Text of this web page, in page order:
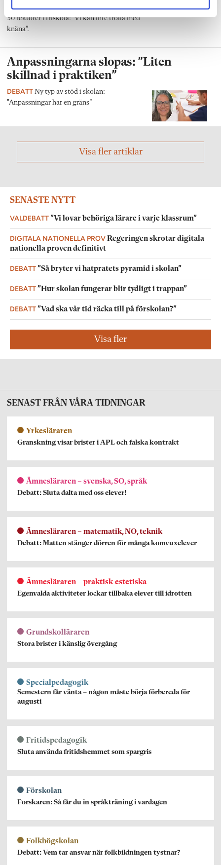
hårt, om deras skolpeng blir lägre. Det skriver
30 rektorer i friskola: ”Vi kan inte trolla med
knäna”.
Anpassningarna slopas: ”Liten
skillnad i praktiken”
DEBATT Ny typ av stöd i skolan:
"Anpassningar har en gräns”
Visa fler artiklar
SENASTE NYTT
VALDEBATT”Vi lovar behöriga lärare i varje klassrum”
DIGITALA NATIONELLA PROVRegeringen skrotar digitala
nationella proven definitivt
DEBATT”Så bryter vi hatpratets pyramid i skolan”
DEBATT”Hur skolan fungerar blir tydligt i trappan”
DEBATT”Vad ska vår tid räcka till på förskolan?”
Visa fler
SENAST FRÅN VÅRA TIDNINGAR
Yrkesläraren
Granskning visar brister i APL och falska kontrakt
Ämnesläraren – svenska, SO, språk
Debatt: Sluta dalta med oss elever!
Ämnesläraren – matematik, NO, teknik
Debatt: Matten stänger dörren för många komvuxelever
Ämnesläraren – praktisk-estetiska
Egenvalda aktiviteter lockar tillbaka elever till idrotten
Grundskolläraren
Stora brister i känslig övergång
Specialpedagogik
Semestern får vänta – någon måste börja förbereda för
augusti
Fritidspedagogik
Sluta använda fritidshemmet som spargris
Förskolan
Forskaren: Så får du in språkträning i vardagen
Folkhögskolan
Debatt: Vem tar ansvar när folkbildningen tystnar?